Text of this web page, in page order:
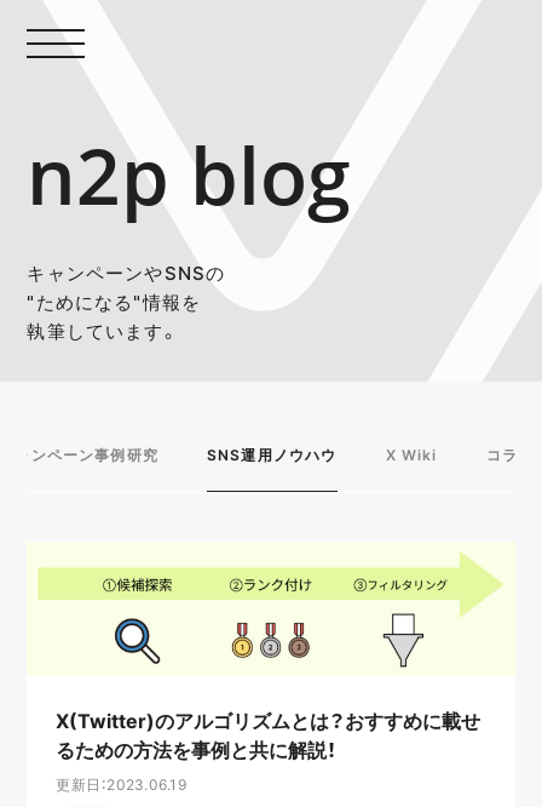
n2p blog
キャンペーンやSNSの
"ためになる"情報を
執筆しています。
キャンペーン事例研究 SNS運用ノウハウ X Wiki コラム
X(Twitter)のアルゴリズムとは？おすすめに載せ
るための方法を事例と共に解説！
更新日：2023.06.19